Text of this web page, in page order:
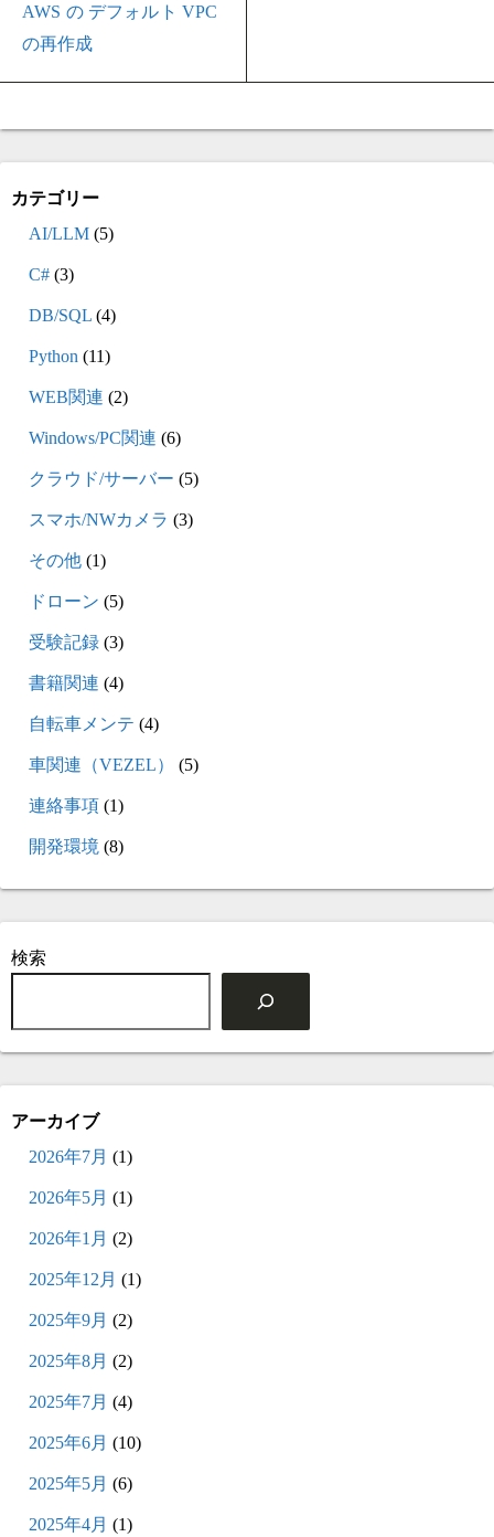
AWS の デフォルト VPC
の再作成
カテゴリー
AI/LLM (5)
C# (3)
DB/SQL (4)
Python (11)
WEB関連 (2)
Windows/PC関連 (6)
クラウド/サーバー (5)
スマホ/NWカメラ (3)
その他 (1)
ドローン (5)
受験記録 (3)
書籍関連 (4)
自転車メンテ (4)
車関連（VEZEL）
(5)
連絡事項 (1)
開発環境 (8)
検索
アーカイブ
2026年7月 (1)
2026年5月 (1)
2026年1月 (2)
2025年12月 (1)
2025年9月 (2)
2025年8月 (2)
2025年7月 (4)
2025年6月 (10)
2025年5月 (6)
2025年4月 (1)